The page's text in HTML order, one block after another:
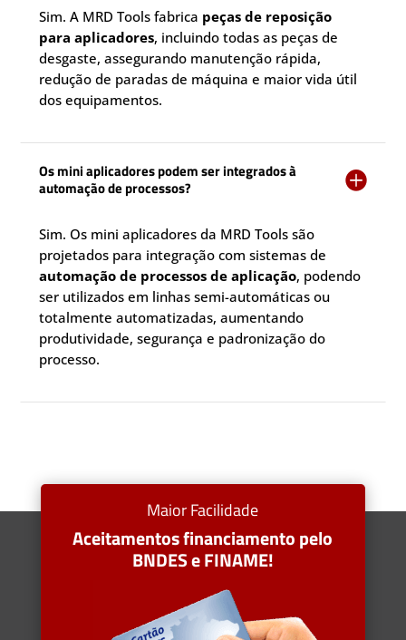
Sim. A MRD Tools fabrica peças de reposição
para aplicadores, incluindo todas as peças de
desgaste, assegurando manutenção rápida,
redução de paradas de máquina e maior vida útil
dos equipamentos.
Os mini aplicadores podem ser integrados à
automação de processos?

Sim. Os mini aplicadores da MRD Tools são
projetados para integração com sistemas de
automação de processos de aplicação, podendo
ser utilizados em linhas semi-automáticas ou
totalmente automatizadas, aumentando
produtividade, segurança e padronização do
processo.
Maior Facilidade
Aceitamentos financiamento pelo
BNDES e FINAME!